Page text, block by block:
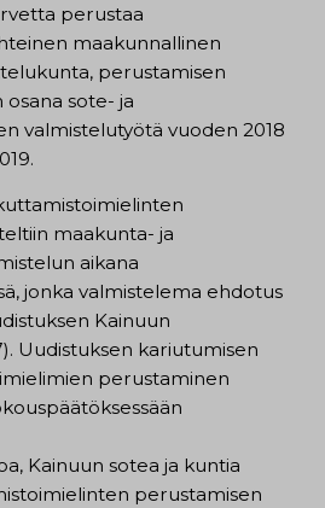
perustaa
maakunnallinen
perustamisen
sote- ja
valmistelutyötä vuoden 2018
maakunta- ja
aikana
jonka valmistelema ehdotus
Kainuun
Uudistuksen kariutumisen
perustaminen
Kainuun sotea ja kuntia
perustamisen